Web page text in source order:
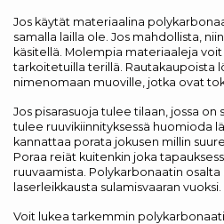
Jos käytät materiaalina
samalla lailla ole. Jos mahdollista,
käsitellä. Molempia materiaaleja
tarkoitetuilla terillä. Rautakaupoista
nimenomaan muoville, jotka ovat
Jos pisarasuoja tulee tilaan, jossa on
tulee ruuvikiinnityksessä huomioda
kannattaa porata jokusen millin
Poraa reiät kuitenkin joka
ruuvaamista. Polykarbonaatin
laserleikkausta sulamisvaaran vuoksi.
Voit lukea tarkemmin